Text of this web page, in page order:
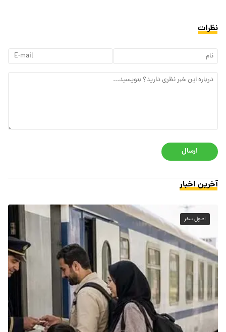
نظرات
ارسال
آخرین اخبار
اصول سفر